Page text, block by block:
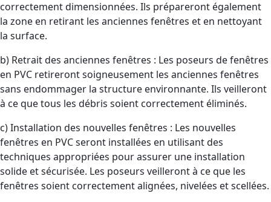
correctement dimensionnées. Ils prépareront également
la zone en retirant les anciennes fenêtres et en nettoyant
la surface.
b) Retrait des anciennes fenêtres : Les poseurs de fenêtres
en PVC retireront soigneusement les anciennes fenêtres
sans endommager la structure environnante. Ils veilleront
à ce que tous les débris soient correctement éliminés.
c) Installation des nouvelles fenêtres : Les nouvelles
fenêtres en PVC seront installées en utilisant des
techniques appropriées pour assurer une installation
solide et sécurisée. Les poseurs veilleront à ce que les
fenêtres soient correctement alignées, nivelées et scellées.